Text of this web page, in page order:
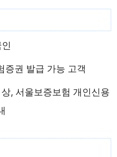
증권 발급 가능 고객
, 서울보증보험 개인신용